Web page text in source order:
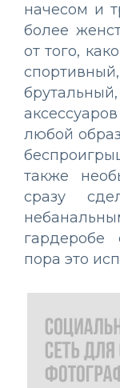
начесом и
более
от того,
любой
также
сразу
пора это